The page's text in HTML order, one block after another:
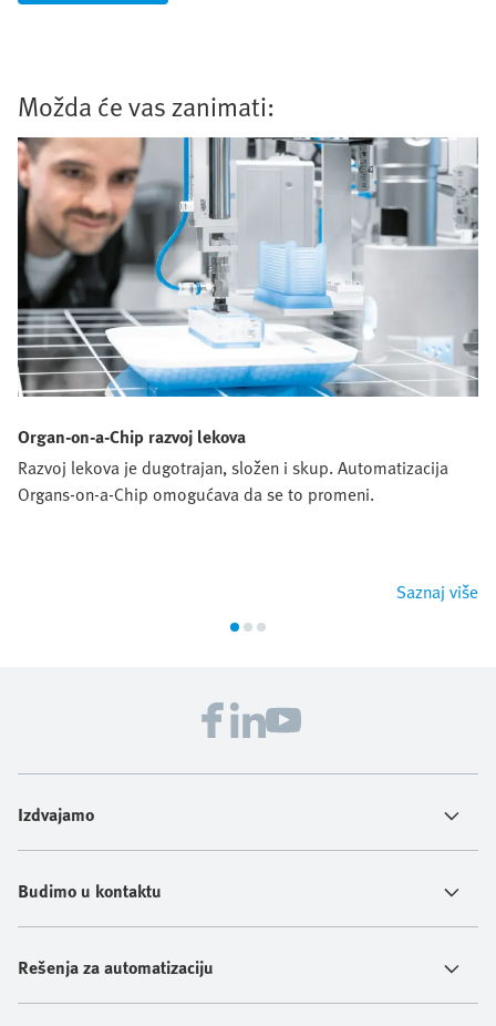
Možda će vas zanimati:
Organ‑on‑a‑Chip razvoj lekova
Razvoj lekova je dugotrajan, složen i skup. Automatizacija
Organs‑on‑a‑Chip omogućava da se to promeni.
Saznaj više
Izdvajamo
Budimo u kontaktu
Rešenja za automatizaciju